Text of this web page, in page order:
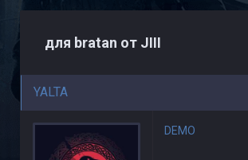
для bratan от JIII
YALTA
DEMO